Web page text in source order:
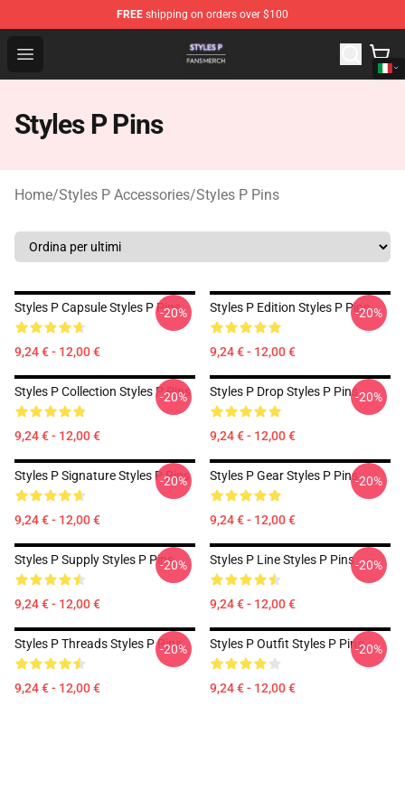
FREE shipping on orders over $100
Open menu
Styles P Shop - Official Styles P Merchandise Store
Styles P Pins
Home/Styles P Accessories/Styles P Pins
Styles P Capsule Styles P Pins
9,24 € - 12,00 €
-20% Styles P Edition Styles P Pins
9,24 € - 12,00 €
-20%
Styles P Collection Styles P Pins
9,24 € - 12,00 €
-20% Styles P Drop Styles P Pins
9,24 € - 12,00 €
-20%
Styles P Signature Styles P Pins
9,24 € - 12,00 €
-20% Styles P Gear Styles P Pins
9,24 € - 12,00 €
-20%
Styles P Supply Styles P Pins
9,24 € - 12,00 €
-20% Styles P Line Styles P Pins
9,24 € - 12,00 €
-20%
Styles P Threads Styles P Pins
9,24 € - 12,00 €
-20% Styles P Outfit Styles P Pins
9,24 € - 12,00 €
-20%